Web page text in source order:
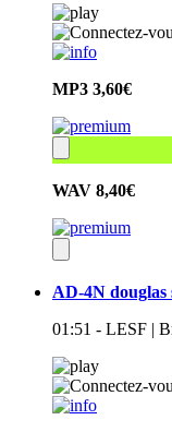
MP3 3,60€
WAV 8,40€
AD-4N douglas
01:51 - LESF |